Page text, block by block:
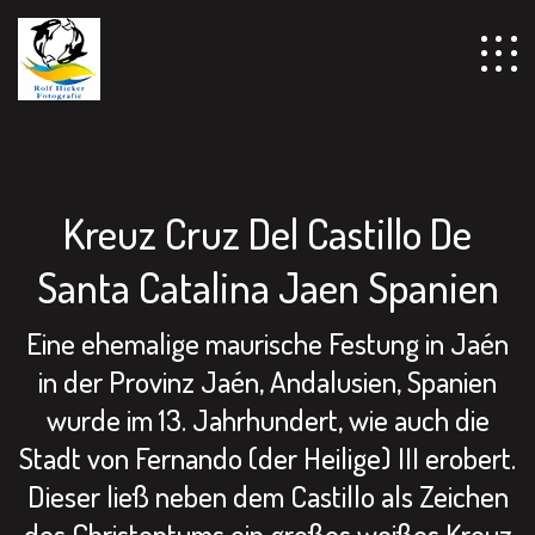
================================================== -->
Kreuz Cruz Del Castillo De
Santa Catalina Jaen Spanien
Eine ehemalige maurische Festung in Jaén
in der Provinz Jaén, Andalusien, Spanien
wurde im 13. Jahrhundert, wie auch die
Stadt von Fernando (der Heilige) III erobert.
Dieser ließ neben dem Castillo als Zeichen